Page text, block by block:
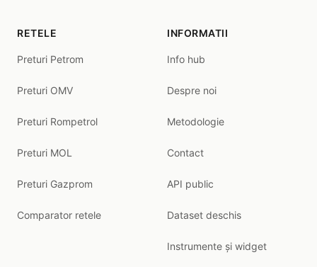
RETELE
Preturi Petrom
Preturi OMV
Preturi Rompetrol
Preturi MOL
Preturi Gazprom
Comparator retele
INFORMATII
Info hub
Despre noi
Metodologie
Contact
API public
Dataset deschis
Instrumente și widget